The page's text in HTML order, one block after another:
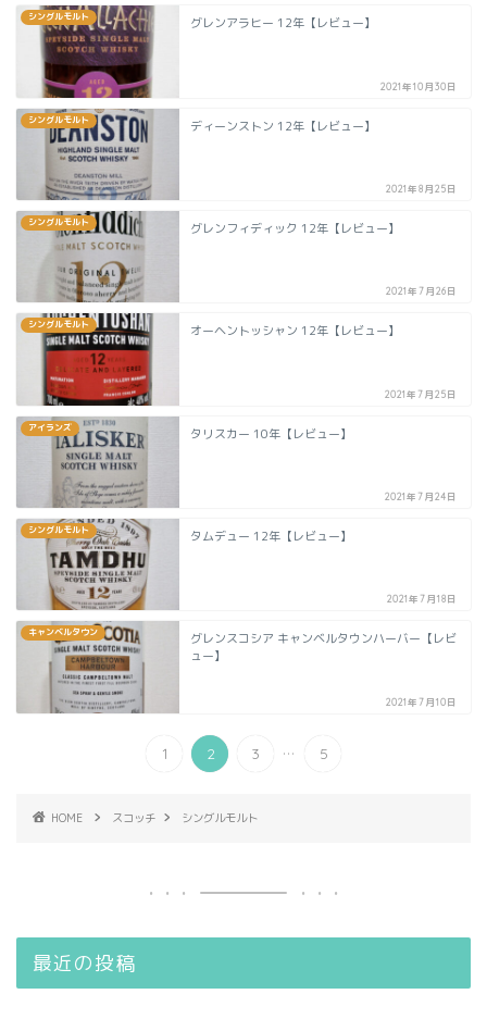
シングルモルト グレンアラヒー 12年【レビュー】
2021年10月30日
シングルモルト ディーンストン 12年【レビュー】
2021年8月25日
シングルモルト グレンフィディック 12年【レビュー】
2021年7月26日
シングルモルト オーヘントッシャン 12年【レビュー】
2021年7月25日
アイランズ タリスカー 10年【レビュー】
2021年7月24日
シングルモルト タムデュー 12年【レビュー】
2021年7月18日
キャンベルタウン
グレンスコシア キャンベルタウンハーバー【レビ
ュー】
2021年7月10日
1 2 3 ... 5
HOME スコッチ シングルモルト
最近の投稿